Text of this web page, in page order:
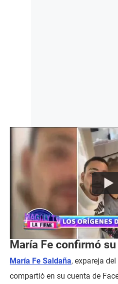
María Fe confirmó
María Fe Saldaña, expareja del
compartió en su cuenta de